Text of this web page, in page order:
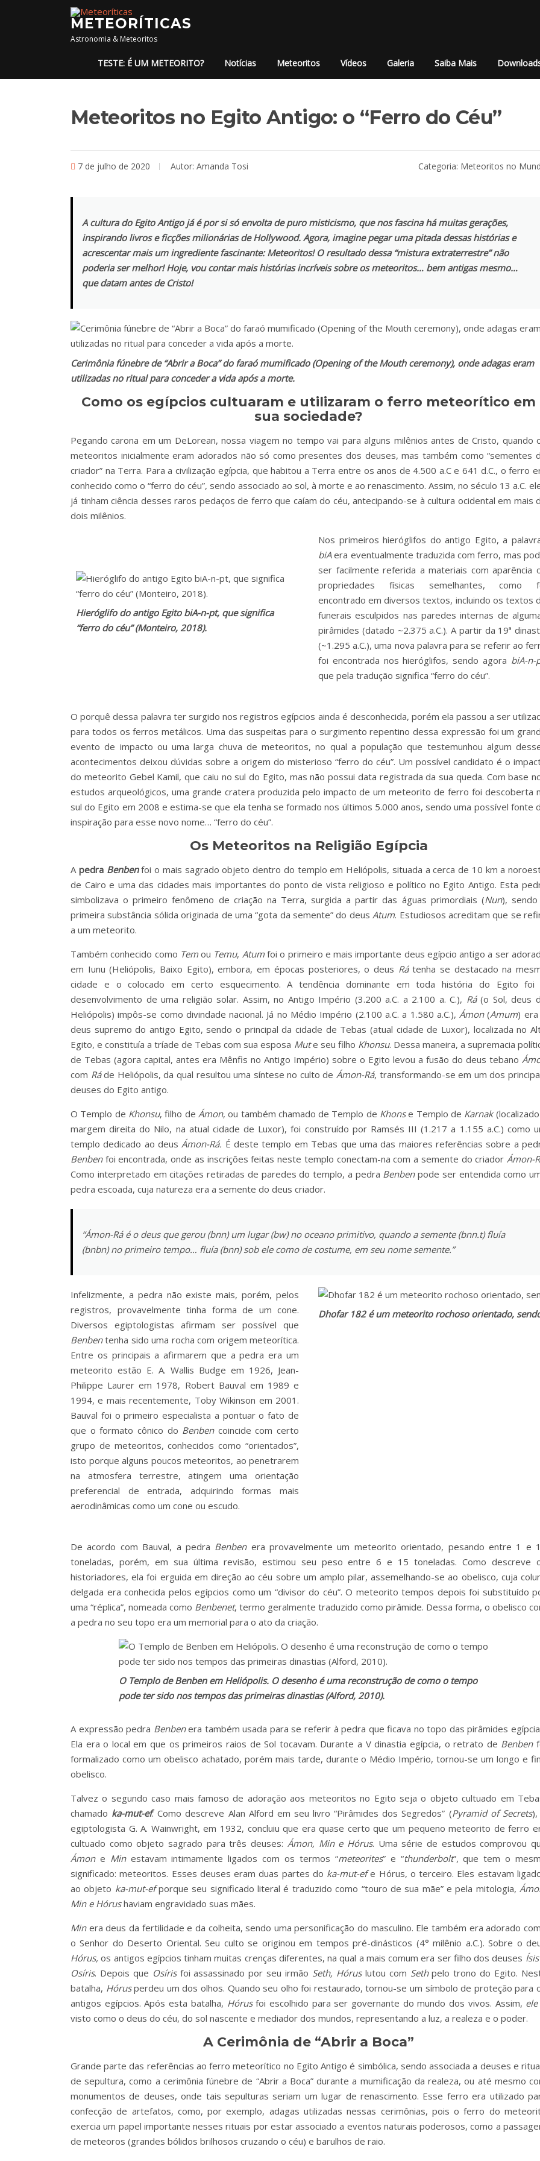
Pular para o conteúdo
METEORÍTICAS
Astronomia & Meteoritos
TESTE: É UM METEORITO? Notícias Meteoritos Vídeos Galeria Saiba Mais
Meteoritos no Egito Antigo: o “Ferro do Céu”
7 de julho de 2020 Autor: Amanda Tosi Categoria: Meteoritos no
A cultura do Egito Antigo já é por si só envolta de puro misticismo, que nos fascina há muitas gerações,
inspirando livros e ficções milionárias deHollywood. Agora, imagine pegar uma pitada dessas histórias e
acrescentar mais um ingrediente fascinante: Meteoritos! O resultado dessa “mistura extraterrestre” não
poderia ser melhor! Hoje, vou contar mais histórias incríveis sobre os meteoritos… bem antigas mesmo…
que datam antes de Cristo!
Cerimônia fúnebre de “Abrir a Boca” do faraó mumificado (Opening of the Mouth ceremony), onde adagas eram
utilizadas no ritual para conceder a vida após a morte.
Como os egípcios cultuaram e utilizaram o ferro meteorítico em
sua sociedade?
Pegando carona em um DeLorean, nossa viagem no tempo vai para alguns milênios antes de Cristo, quando
meteoritos inicialmente eram adorados não só como presentes dos deuses, mas também como “sementes
criador” na Terra. Para a civilização egípcia, que habitou a Terra entre os anos de 4.500 a.C e 641 d.C., o ferro
conhecido como o “ferro do céu”, sendo associado ao sol, à morte e ao renascimento. Assim, no século 13 a.C.
já tinham ciência desses raros pedaços de ferro que caíam do céu, antecipando-se à cultura ocidental em mais
dois milênios.
Hieróglifo do antigo Egito biA-n-pt, que significa
“ferro do céu” (Monteiro, 2018).
Nos primeiros hieróglifos do antigo Egito, a
biAera eventualmente traduzida com ferro, mas
ser facilmente referida a materiais com aparência
propriedades físicas semelhantes, como
encontrado em diversos textos, incluindo os textos
funerais esculpidos nas paredes internas de
pirâmides (datado ~2.375 a.C.). A partir da 19ª
(~1.295 a.C.), uma nova palavra para se referir ao
foi encontrada nos hieróglifos, sendo agora biA-n-
que pela tradução significa “ferro do céu”.
O porquê dessa palavra ter surgido nos registros egípcios ainda é desconhecida, porém ela passou a ser
para todos os ferros metálicos. Uma das suspeitas para o surgimento repentino dessa expressão foi um
evento de impacto ou uma larga chuva de meteoritos, no qual a população que testemunhou algum
acontecimentos deixou dúvidas sobre a origem do misterioso “ferro do céu”. Um possível candidato é o
do meteorito Gebel Kamil, que caiu no sul do Egito, mas não possui data registrada da sua queda. Com base
estudos arqueológicos, uma grande cratera produzida pelo impacto de um meteorito de ferro foi descoberta
sul do Egito em 2008 e estima-se que ela tenha se formado nos últimos 5.000 anos, sendo uma possível fonte
inspiração para esse novo nome… “ferro do céu”.
Os Meteoritos na Religião Egípcia
A pedra Benbenfoi o mais sagrado objeto dentro do templo em Heliópolis, situada a cerca de 10 km a
de Cairo e uma das cidades mais importantes do ponto de vista religioso e político no Egito Antigo. Esta
simbolizava o primeiro fenômeno de criação na Terra, surgida a partir das águas primordiais (Nun), sendo
primeira substância sólida originada de uma “gota da semente” do deus Atum. Estudiosos acreditam que se
a um meteorito.
Também conhecido como Temou Temu, Atumfoi o primeiro e mais importante deus egípcio antigo a ser
em Iunu (Heliópolis, Baixo Egito), embora, em épocas posteriores, o deus Rátenha se destacado na
cidade e o colocado em certo esquecimento. A tendência dominante em toda história do Egito foi
desenvolvimento de uma religião solar. Assim, no Antigo Império (3.200 a.C. a 2.100 a. C.), Rá(o Sol, deus
Heliópolis) impôs-se como divindade nacional. Já no Médio Império (2.100 a.C. a 1.580 a.C.), Ámon(Amum)
deus supremo do antigo Egito, sendo o principal da cidade de Tebas (atual cidade de Luxor), localizada no
Egito, e constituía a tríade de Tebas com sua esposa Mute seu filho Khonsu. Dessa maneira, a supremacia
de Tebas (agora capital, antes era Mênfis no Antigo Império) sobre o Egito levou a fusão do deus tebano
com Ráde Heliópolis, da qual resultou uma síntese no culto de Ámon-Rá, transformando-se em um dos
deuses do Egito antigo.
O Templo de Khonsu, filho de Ámon, ou também chamado de Templo de Khonse Templo de Karnak
margem direita do Nilo, na atual cidade de Luxor), foi construído por Ramsés III (1.217 a 1.155 a.C.) como
templo dedicado ao deus Ámon-Rá. É deste templo em Tebas que uma das maiores referências sobre a
Benbenfoi encontrada, onde as inscrições feitas neste templo conectam-na com a semente do criador Ámon-
Como interpretado em citações retiradas de paredes do templo, a pedra Benbenpode ser entendida como
pedra escoada, cuja natureza era a semente do deus criador.
“Ámon-Rá é o deus que gerou (bnn) um lugar (bw) no oceano primitivo, quando a semente (bnn.t) fluía
(bnbn) no primeiro tempo… fluía (bnn) sob ele como de costume, em seu nome semente.”
Infelizmente, a pedra não existe mais, porém, pelos
registros, provavelmente tinha forma de um cone.
Diversos egiptologistas afirmam ser possível que
Benbentenha sido uma rocha com origem meteorítica.
Entre os principais a afirmarem que a pedra era um
meteorito estão E. A. Wallis Budge em 1926, Jean-
Philippe Laurer em 1978, Robert Bauval em 1989 e
1994, e mais recentemente, Toby Wikinson em 2001.
Bauval foi o primeiro especialista a pontuar o fato de
que o formato cônico do Benbencoincide com certo
grupo de meteoritos, conhecidos como “orientados”,
isto porque alguns poucos meteoritos, ao penetrarem
na atmosfera terrestre, atingem uma orientação
preferencial de entrada, adquirindo formas mais
aerodinâmicas como um cone ou escudo.
Dhofar 182 é um meteorito rochoso orientado,
De acordo com Bauval, a pedra Benbenera provavelmente um meteorito orientado, pesando entre 1 e
toneladas, porém, em sua última revisão, estimou seu peso entre 6 e 15 toneladas. Como descreve
historiadores, ela foi erguida em direção ao céu sobre um amplo pilar, assemelhando-se ao obelisco, cuja
delgada era conhecida pelos egípcios como um “divisor do céu”. O meteorito tempos depois foi substituído
uma “réplica”, nomeada como Benbenet, termo geralmente traduzido como pirâmide. Dessa forma, o obelisco
a pedra no seu topo era um memorial para o ato da criação.
O Templo de Benben em Heliópolis. O desenho é uma reconstrução de como o tempo
pode ter sido nos tempos das primeiras dinastias (Alford, 2010).
A expressão pedra Benbenera também usada para se referir à pedra que ficava no topo das pirâmides
Ela era o local em que os primeiros raios de Sol tocavam. Durante a V dinastia egípcia, o retrato de Benben
formalizado como um obelisco achatado, porém mais tarde, durante o Médio Império, tornou-se um longo e
obelisco.
Talvez o segundo caso mais famoso de adoração aos meteoritos no Egito seja o objeto cultuado em
chamado ka-mut-ef. Como descreve Alan Alford em seu livro “Pirâmides dos Segredos” (Pyramid of Secrets),
egiptologista G. A. Wainwright, em 1932, concluiu que era quase certo que um pequeno meteorito de ferro
cultuado como objeto sagrado para três deuses: Ámon, Min e Hórus. Uma série de estudos comprovou
Ámone Minestavam intimamente ligados com os termos “meteorites” e “thunderbolt”, que tem o
significado: meteoritos. Esses deuses eram duas partes do ka-mut-efe Hórus, o terceiro. Eles estavam
ao objeto ka-mut-efporque seu significado literal é traduzido como “touro de sua mãe” e pela mitologia,
Min e Hórushaviam engravidado suas mães.
Minera deus da fertilidade e da colheita, sendo uma personificação do masculino. Ele também era adorado
o Senhor do Deserto Oriental. Seu culto se originou em tempos pré-dinásticos (4° milênio a.C.). Sobre o
Hórus, os antigos egípcios tinham muitas crenças diferentes, na qual a mais comum era ser filho dos deuses Ísis
Osíris. Depois que Osírisfoi assassinado por seu irmão Seth, Hóruslutou com Sethpelo trono do Egito.
batalha, Hórusperdeu um dos olhos. Quando seu olho foi restaurado, tornou-se um símbolo de proteção para
antigos egípcios. Após esta batalha, Hórusfoi escolhido para ser governante do mundo dos vivos. Assim, ele
visto como o deus do céu, do sol nascente e mediador dos mundos, representando a luz, a realeza e o poder.
A Cerimônia de “Abrir a Boca”
Grande parte das referências ao ferro meteorítico no Egito Antigo é simbólica, sendo associada a deuses e
de sepultura, como a cerimônia fúnebre de “Abrir a Boca” durante a mumificação da realeza, ou até mesmo
monumentos de deuses, onde tais sepulturas seriam um lugar de renascimento. Esse ferro era utilizado
confecção de artefatos, como, por exemplo, adagas utilizadas nessas cerimônias, pois o ferro do
exercia um papel importante nesses rituais por estar associado a eventos naturais poderosos, como a
de meteoros (grandes bólidos brilhosos cruzando o céu) e barulhos de raio.